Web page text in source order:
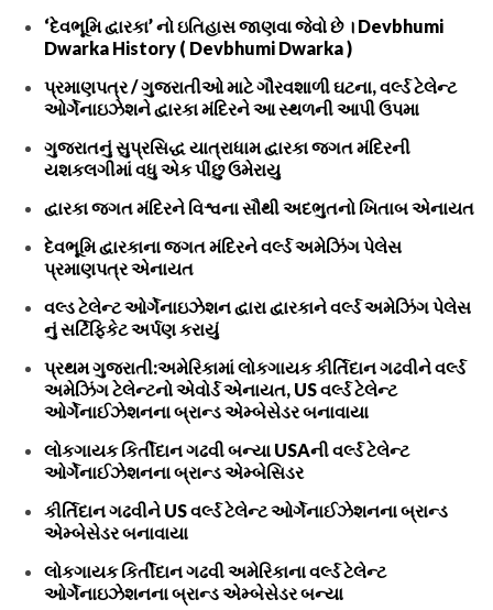
‘દેવભૂમિ દ્વારકા’ નો ઇતિહાસ જાણવા જેવો છે । Devbhumi
Dwarka History ( Devbhumi Dwarka )
પ્રમાણપત્ર / ગુજરાતીઓ માટે ગૌરવશાળી ઘટના, વર્લ્ડ ટેલેન્ટ
ઓર્ગેનાઇઝેશને દ્વારકા મંદિરને આ સ્થળની આપી ઉપમા
ગુજરાતનું સુપ્રસિદ્ધ યાત્રાધામ દ્વારકા જગત મંદિરની
યશકલગીમાં વધુ એક પીંછુ ઉમેરાયુ
દ્વારકા જગત મંદિરને વિશ્વના સૌથી અદભુતનો ખિતાબ એનાયત
દેવભૂમિ દ્વારકાના જગત મંદિરને વર્લ્ડ અમેઝિંગ પેલેસ
પ્રમાણપત્ર એનાયત
વલ્ડ ટેલેન્ટ ઓર્ગેનાઇઝેશન દ્વારા દ્વારકાને વર્લ્ડ અમેઝિંગ પેલેસ
નું સર્ટિફિકેટ અર્પણ કરાયું
પ્રથમ ગુજરાતી:અમેરિકામાં લોકગાયક કીર્તિદાન ગઢવીને વર્લ્ડ
અમેઝિંગ ટેલેન્ટનો એવોર્ડ એનાયત, US વર્લ્ડ ટેલેન્ટ
ઓર્ગેનાઈઝેશનના બ્રાન્ડ એમ્બેસેડર બનાવાયા
લોકગાયક કિર્તીદાન ગઢવી બન્યા USAની વર્લ્ડ ટેલેન્ટ
ઓર્ગેનાઈઝેશનના બ્રાન્ડ એમ્બેસિડર
કીર્તિદાન ગઢવીને US વર્લ્ડ ટેલેન્ટ ઓર્ગેનાઈઝેશનના બ્રાન્ડ
એમ્બેસેડર બનાવાયા
લોકગાયક કિર્તીદાન ગઢવી અમેરિકાના વર્લ્ડ ટેલેન્ટ
ઓર્ગેનાઇઝેશનના બ્રાન્ડ એમ્બેસેડર બન્યા